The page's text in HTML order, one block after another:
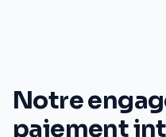
Notre
paiement